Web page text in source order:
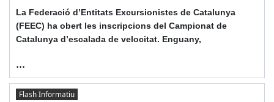
La Federació d’Entitats Excursionistes de Catalunya
(FEEC) ha obert les inscripcions del Campionat de
Catalunya d’escalada de velocitat. Enguany,
...
Flash Informatiu